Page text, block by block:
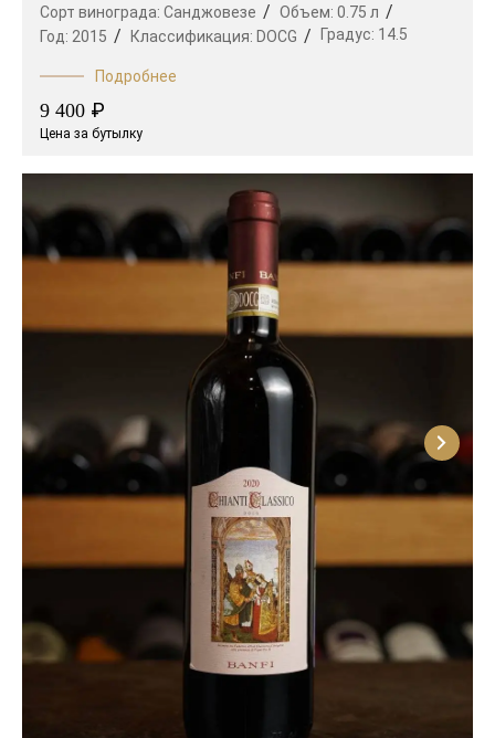
Сорт винограда: Санджовезе Объем: 0.75 л
Год: 2015 Классификация: DOCG Градус: 14.5
Подробнее
9 400 ₽
Цена за бутылку